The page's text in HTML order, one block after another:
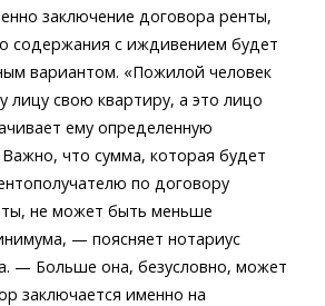
заключение договора ренты,
содержания с иждивением будет
вариантом. «Пожилой человек
лицу свою квартиру, а это лицо
ему определенную
что сумма, которая будет
по договору
не может быть меньше
— поясняет нотариус
— Больше она, безусловно, может
заключается именно на